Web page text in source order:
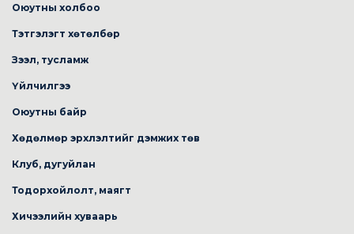
Оюутны холбоо
Тэтгэлэгт хөтөлбөр
Зээл, тусламж
Үйлчилгээ
Оюутны байр
Хөдөлмөр эрхлэлтийг дэмжих төв
Клуб, дугуйлан
Тодорхойлолт, маягт
Хичээлийн хуваарь